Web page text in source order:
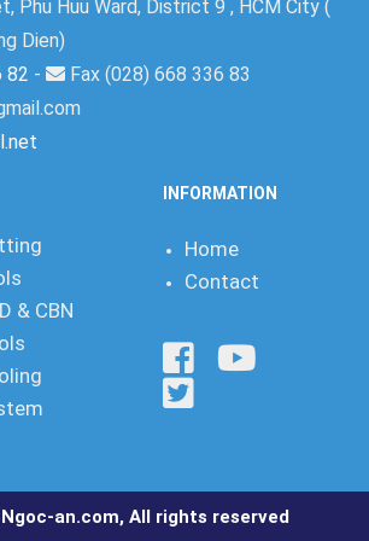
Phu Huu Ward, District 9 , HCM City (
Dien)
82 -
Fax (028) 668 336 83
& CBN
INFORMATION
Home
Contact
an.com, All rights reserved